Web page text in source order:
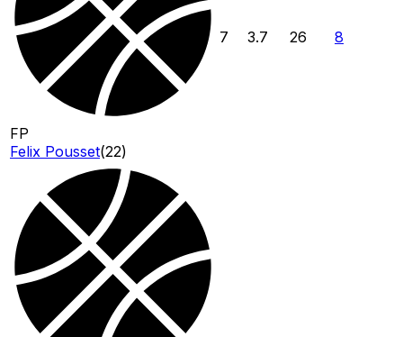
FP
Felix Pousset(22)
7 3.7 26 8